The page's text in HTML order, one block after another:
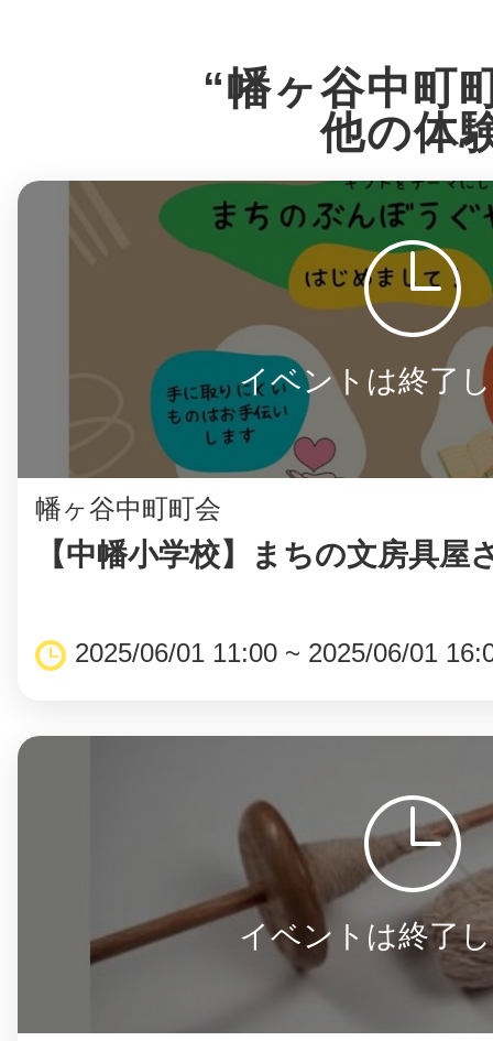
“幡ヶ谷中町
他の体
イベントは終了
幡ヶ谷中町町会
【中幡小学校】まちの文房具屋
2025/06/01 11:00 ~ 2025/06/01
イベントは終了
日立
滋賀県
お問い合わせ
プライバシーポ